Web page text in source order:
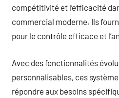
compétitivité et l’efficacité
commercial moderne. Ils
pour le contrôle efficace et
Avec des fonctionnalités
personnalisables, ces
répondre aux besoins